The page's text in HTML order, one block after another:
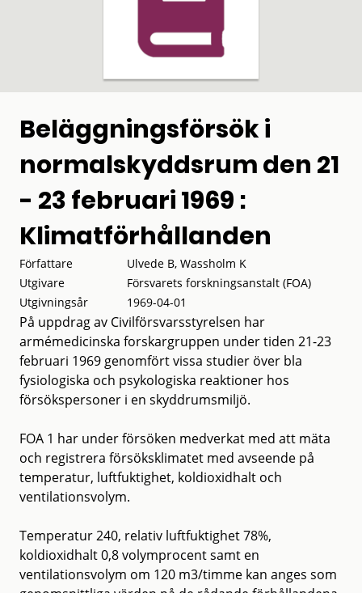
Beläggningsförsök i
normalskyddsrum den 21
- 23 februari 1969 :
Klimatförhållanden
Författare
Ulvede B, Wassholm K
Utgivare
Försvarets forskningsanstalt (FOA)
Utgivningsår
1969-04-01
På uppdrag av Civilförsvarsstyrelsen har
armémedicinska forskargruppen under tiden 21-23
februari 1969 genomfört vissa studier över bla
fysiologiska och psykologiska reaktioner hos
försökspersoner i en skyddrumsmiljö.
FOA 1 har under försöken medverkat med att mäta
och registrera försöksklimatet med avseende på
temperatur, luftfuktighet, koldioxidhalt och
ventilationsvolym.
Temperatur 240, relativ luftfuktighet 78%,
koldioxidhalt 0,8 volymprocent samt en
ventilationsvolym om 120 m3/timme kan anges som